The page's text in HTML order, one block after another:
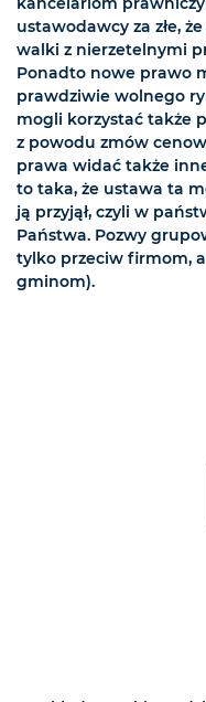
ustawodawcy za złe,
walki z nierzetelnymi
Ponadto nowe prawo
prawdziwie wolnego
mogli korzystać także
z powodu zmów
prawa widać także
to taka, że ustawa ta
ją przyjął, czyli w
Państwa. Pozwy
tylko przeciw firmom,
gminom).